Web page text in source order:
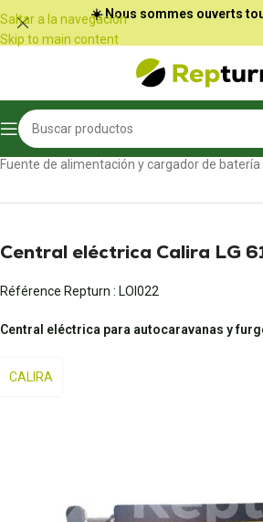
Panel de gestión de cookies
Saltar a la navegación
Skip to main content
☀️ Nous sommes ouverts
Inicio/Autocaravanas y furgonetas
Fuente de alimentación y cargador de batería
Central eléctrica Calira LG
Référence Repturn : LOI022
Central eléctrica para autocaravanas y
CALIRA